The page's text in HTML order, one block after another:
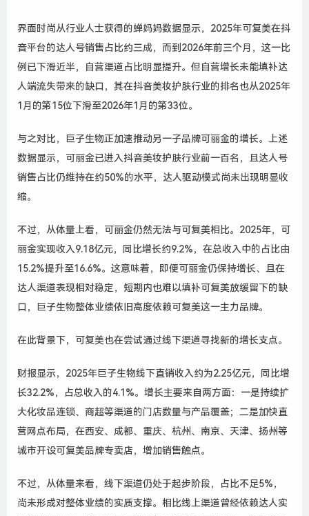
界面时尚从行业人士获得的蝉妈妈数据显示，2025年可复美在抖
音平台的达人号销售占比约三成，而到2026年前三个月，这一比
例已下滑近半，自营渠道占比明显提升。但自营增长未能填补达
人端流失带来的缺口，其在抖音美妆护肤行业的排名也从2025年
1月的第15位下滑至2026年1月的第33位。
与之对比，巨子生物正加速推动另一子品牌可丽金的增长。上述
数据显示，可丽金已进入抖音美妆护肤行业前一百名，且达人号
销售占比仍维持在约50%的水平，达人驱动模式尚未出现明显收
缩。
不过，从体量上看，可丽金仍然无法与可复美相比。2025年，可
丽金实现收入9.18亿元，同比增长约9.2%，在总收入中的占比由
15.2%提升至16.6%。这意味着，即便可丽金仍保持增长、且在
达人渠道表现相对稳定，短期内也难以填补可复美放缓留下的缺
口，巨子生物整体业绩依旧高度依赖可复美这一主力品牌。
在此背景下，可复美也在尝试通过线下渠道寻找新的增长支点。
财报显示，2025年巨子生物线下直销收入约为2.25亿元，同比增
长32.2%，占总收入的4.1%。增长主要来自两方面：一是持续扩
大化妆品连锁、商超等渠道的门店数量与产品覆盖；二是加快直
营网点布局，在西安、成都、重庆、杭州、南京、天津、扬州等
城市开设可复美品牌专卖店，增加销售触点。
不过，从体量来看，线下渠道仍处于起步阶段，占比不足5%，
尚未形成对整体业绩的实质支撑。相比线上渠道曾经依赖达人实